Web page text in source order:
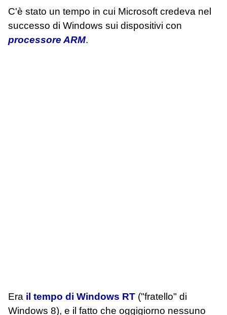
C'è stato un tempo in cui Microsoft credeva nel
successo di Windows sui dispositivi con
processore ARM.
Era il tempo di Windows RT ("fratello" di
Windows 8), e il fatto che oggigiorno nessuno